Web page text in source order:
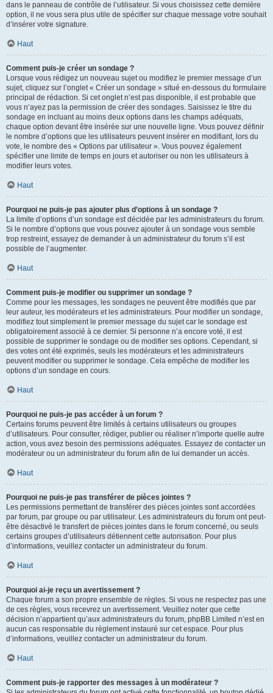
dans le panneau de contrôle de l’utilisateur. Si vous choisissez cette dernière
option, il ne vous sera plus utile de spécifier sur chaque message votre souhait
d’insérer votre signature.
Haut
Comment puis-je créer un sondage ?
Lorsque vous rédigez un nouveau sujet ou modifiez le premier message d’un
sujet, cliquez sur l’onglet « Créer un sondage » situé en-dessous du formulaire
principal de rédaction. Si cet onglet n’est pas disponible, il est probable que
vous n’ayez pas la permission de créer des sondages. Saisissez le titre du
sondage en incluant au moins deux options dans les champs adéquats,
chaque option devant être insérée sur une nouvelle ligne. Vous pouvez définir
le nombre d’options que les utilisateurs peuvent insérer en modifiant, lors du
vote, le nombre des « Options par utilisateur ». Vous pouvez également
spécifier une limite de temps en jours et autoriser ou non les utilisateurs à
modifier leurs votes.
Haut
Pourquoi ne puis-je pas ajouter plus d’options à un sondage ?
La limite d’options d’un sondage est décidée par les administrateurs du forum.
Si le nombre d’options que vous pouvez ajouter à un sondage vous semble
trop restreint, essayez de demander à un administrateur du forum s’il est
possible de l’augmenter.
Haut
Comment puis-je modifier ou supprimer un sondage ?
Comme pour les messages, les sondages ne peuvent être modifiés que par
leur auteur, les modérateurs et les administrateurs. Pour modifier un sondage,
modifiez tout simplement le premier message du sujet car le sondage est
obligatoirement associé à ce dernier. Si personne n’a encore voté, il est
possible de supprimer le sondage ou de modifier ses options. Cependant, si
des votes ont été exprimés, seuls les modérateurs et les administrateurs
peuvent modifier ou supprimer le sondage. Cela empêche de modifier les
options d’un sondage en cours.
Haut
Pourquoi ne puis-je pas accéder à un forum ?
Certains forums peuvent être limités à certains utilisateurs ou groupes
d’utilisateurs. Pour consulter, rédiger, publier ou réaliser n’importe quelle autre
action, vous avez besoin des permissions adéquates. Essayez de contacter un
modérateur ou un administrateur du forum afin de lui demander un accès.
Haut
Pourquoi ne puis-je pas transférer de pièces jointes ?
Les permissions permettant de transférer des pièces jointes sont accordées
par forum, par groupe ou par utilisateur. Les administrateurs du forum ont peut-
être désactivé le transfert de pièces jointes dans le forum concerné, ou seuls
certains groupes d’utilisateurs détiennent cette autorisation. Pour plus
d’informations, veuillez contacter un administrateur du forum.
Haut
Pourquoi ai-je reçu un avertissement ?
Chaque forum a son propre ensemble de règles. Si vous ne respectez pas une
de ces règles, vous recevrez un avertissement. Veuillez noter que cette
décision n’appartient qu’aux administrateurs du forum, phpBB Limited n’est en
aucun cas responsable du règlement instauré sur cet espace. Pour plus
d’informations, veuillez contacter un administrateur du forum.
Haut
Comment puis-je rapporter des messages à un modérateur ?